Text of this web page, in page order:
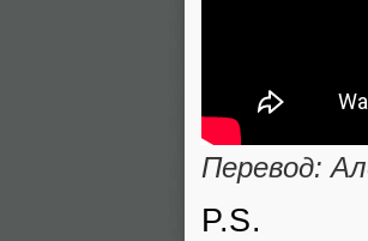
Перевод:
P.S.